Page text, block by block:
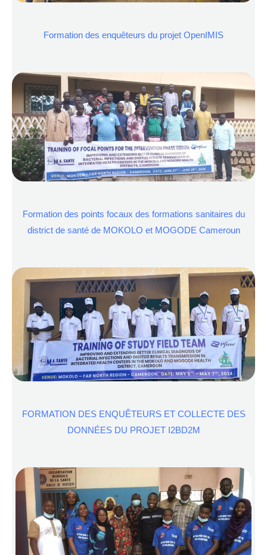
Formation des enquêteurs du projet OpenIMIS
Formation des points focaux des formations sanitaires du
district de santé de MOKOLO et MOGODE Cameroun
FORMATION DES ENQUÊTEURS ET COLLECTE DES
DONNÉES DU PROJET I2BD2M